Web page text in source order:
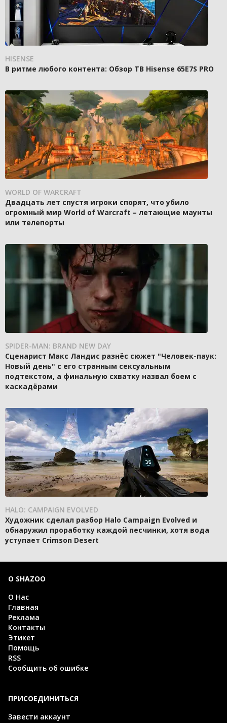
HISENSE
В ритме любого контента: Обзор ТВ Hisense 65E7S PRO
WORLD OF WARCRAFT
Двадцать лет спустя игроки спорят, что убило
огромный мир World of Warcraft – летающие маунты
или телепорты
SPIDER-MAN: BRAND NEW DAY
Сценарист Макс Ландис разнёс сюжет "Человек-паук:
Новый день" с его странным сексуальным
подтекстом, а финальную схватку назвал боем с
каскадёрами
HALO: CAMPAIGN EVOLVED
Художник сделал разбор Halo Campaign Evolved и
обнаружил проработку каждой песчинки, хотя вода
уступает Crimson Desert
О SHAZOO
О Нас
Главная
Реклама
Контакты
Этикет
Помощь
RSS
Сообщить об ошибке
ПРИСОЕДИНИТЬСЯ
Завести аккаунт